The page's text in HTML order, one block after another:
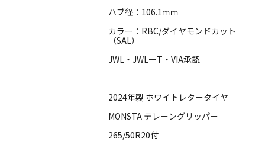
ハブ径：106.1ｍｍ
カラー：RBC/ダイヤモンドカット
（SAL）
JWL・JWLーT・VIA承認
2024年製 ホワイトレタータイヤ
MONSTA テレーングリッパー
265/50R20付